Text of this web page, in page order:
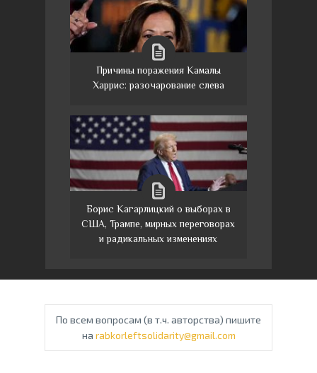
Причины поражения Камалы
Харрис: разочарование слева
Борис Кагарлицкий о выборах в
США, Трампе, мирных переговорах
и радикальных изменениях
По всем вопросам (в т.ч. авторства) пишите
на rabkorleftsolidarity@gmail.com